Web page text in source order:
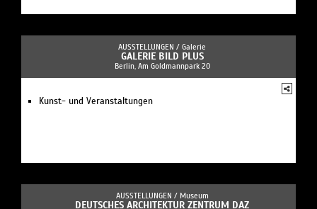
AUSSTELLUNGEN / Galerie
GALERIE BILD PLUS
Berlin, Am Goldmannpark 20
Kunst- und Veranstaltungen
AUSSTELLUNGEN / Museum
DEUTSCHES ARCHITEKTUR ZENTRUM DAZ